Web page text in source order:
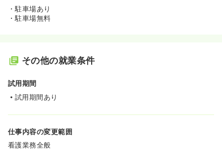
・駐車場あり
・駐車場無料
その他の就業条件
試用期間
試用期間あり
仕事内容の変更範囲
看護業務全般